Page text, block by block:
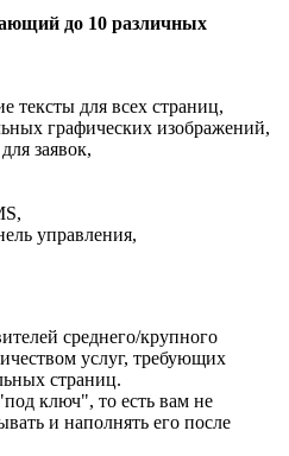
до 10 различных
тексты для всех страниц,
графических изображений,
заявок,
управления,
среднего/крупного
услуг, требующих
страниц.
ключ", то есть вам не
и наполнять его после